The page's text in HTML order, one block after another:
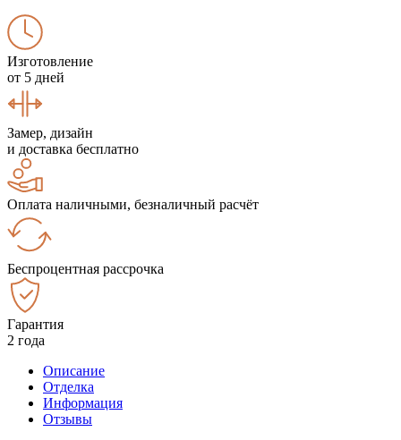
Изготовление
от 5 дней
Замер, дизайн
и доставка бесплатно
Оплата наличными, безналичный расчёт
Беспроцентная рассрочка
Гарантия
2 года
Описание
Отделка
Информация
Отзывы